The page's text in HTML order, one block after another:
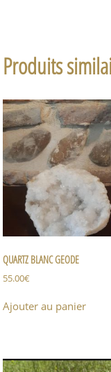
Produits
QUARTZ BLANC GEODE
55.00€
Ajouter au panier